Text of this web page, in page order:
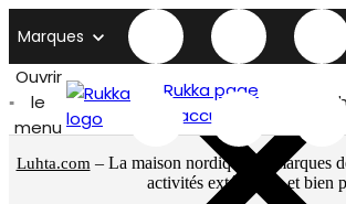
Marques
Ouvrir
le
menu
Rukka page
d'accueil
Luhta.com – La maison nordique de marques
activités extérieures et bien